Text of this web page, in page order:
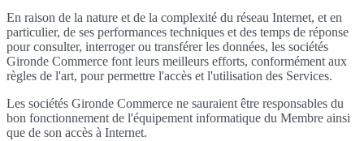
En raison de la nature et de la complexité du réseau Internet, et en
particulier, de ses performances techniques et des temps de réponse
pour consulter, interroger ou transférer les données, les sociétés
Gironde Commerce font leurs meilleurs efforts, conformément aux
règles de l'art, pour permettre l'accès et l'utilisation des Services.
Les sociétés Gironde Commerce ne sauraient être responsables du
bon fonctionnement de l'équipement informatique du Membre ainsi
que de son accès à Internet.